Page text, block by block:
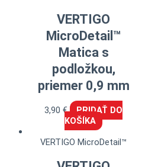
VERTIGO
MicroDetail™
Matica s
podložkou,
priemer 0,9 mm
3,90€
PRIDAŤ DO
KOŠÍKA
VERTIGO MicroDetail™